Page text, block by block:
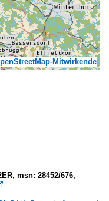
Mitwirkende
msn: 28452/676,